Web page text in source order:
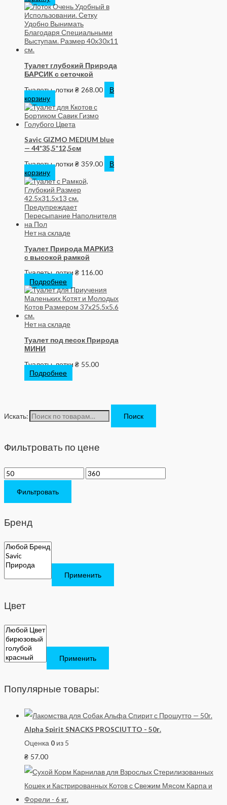
Искать: Поиск
Фильтровать по цене
Фильтровать
Бренд
Применить
Цвет
Применить
Популярные товары:
Alpha Spirit SNACKS PROSCIUTTO - 50г.
Оценка 0 из 5
₴ 57.00
Туалет глубокий Природа
БАРСИК с сеточкой
Туалеты, лотки ₴ 268.00
В
корзину
Savic GIZMO MEDIUM blue
— 44*35,5*12,5см
Туалеты, лотки ₴ 359.00
В
корзину
Нет на складе
Туалет Природа МАРКИЗ
с высокой рамкой
Туалеты, лотки ₴ 116.00
Подробнее
Нет на складе
Туалет под песок Природа
МИНИ
Туалеты, лотки ₴ 55.00
Подробнее